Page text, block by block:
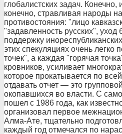
глобалистских задач.
конечно, стравливая народы
противостояния: "лицо
"задавленность русских",
поддержку
этих спекуляциях очень легко
точек", а каждая "горячая
кровников, усиливает
которое прокатывается по
отдавать отчет — это
окопавшихся во власти. С
пошел с 1986 года, как
организовал первое
Алма-Ате, тщательно
каждый год отмечался по